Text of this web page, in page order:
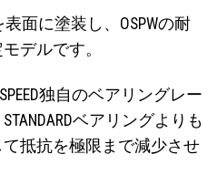
表面に塗装し、OSPWの耐
デルです。
独自のベアリングレー
ベアリングよりも
抵抗を極限まで減少させ